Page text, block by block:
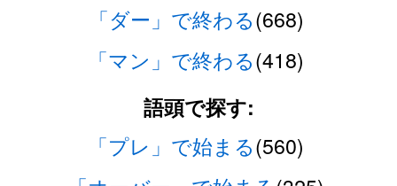
「ダー」で終わる(668)
「マン」で終わる(418)
語頭で探す:
「プレ」で始まる(560)